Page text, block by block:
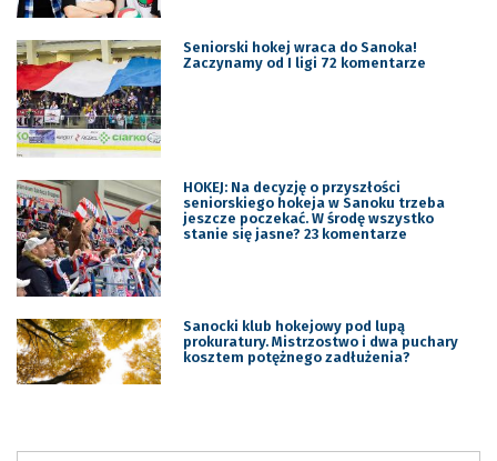
Seniorski hokej wraca do Sanoka!
Zaczynamy od I ligi 72 komentarze
HOKEJ: Na decyzję o przyszłości
seniorskiego hokeja w Sanoku trzeba
jeszcze poczekać. W środę wszystko
stanie się jasne? 23 komentarze
Sanocki klub hokejowy pod lupą
prokuratury. Mistrzostwo i dwa puchary
kosztem potężnego zadłużenia?